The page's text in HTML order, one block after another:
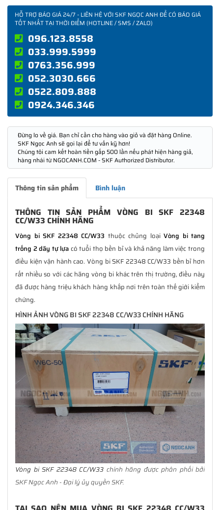
HỖ TRỢ BÁO GIÁ 24/7 - LIÊN HỆ VỚI SKF NGỌC ANH ĐỂ CÓ BÁO GIÁ
TỐT NHẤT TẠI THỜI ĐIỂM (HOTLINE / SMS / ZALO)
096.123.8558
033.999.5999
0763.356.999
052.3030.666
0522.809.888
0924.346.346
Đừng lo về giá. Bạn chỉ cần cho hàng vào giỏ và đặt hàng Online.
SKF Ngọc Anh sẽ gọi lại để tư vấn kỹ hơn!
Chúng tôi cam kết hoàn tiền gấp 500 lần nếu phát hiện hàng giả,
hàng nhái từ NGOCANH.COM - SKF Authorized Distributor.
Thông tin sản phẩm Bình luận
THÔNG TIN SẢN PHẨM VÒNG BI SKF 22348
CC/W33 CHÍNH HÃNG
Vòng bi SKF 22348 CC/W33 thuộc chủng loại Vòng bi tang
trống 2 dãy tự lựacó tuổi thọ bền bỉ và khả năng làm việc trong
điều kiện vận hành cao. Vòng bi SKF 22348 CC/W33 bền bỉ hơn
rất nhiều so với các hãng vòng bi khác trên thị trường, điều này
đã được hàng triệu khách hàng khắp nơi trên toàn thế giới kiểm
chứng.
HÌNH ẢNH VÒNG BI SKF 22348 CC/W33 CHÍNH HÃNG
Vòng bi SKF 22348 CC/W33 chính hãng được phân phối bởi
SKF Ngọc Anh - Đại lý ủy quyền SKF.